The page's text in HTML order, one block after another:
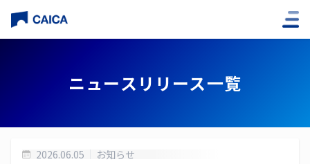
役員紹介
ニュースリリース一覧
2026.06.05 お知らせ